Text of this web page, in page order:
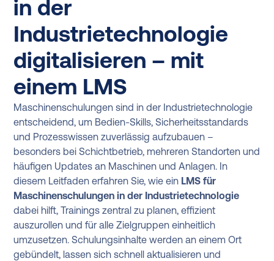
in der
Industrietechnologie
digitalisieren – mit
einem LMS
Maschinenschulungen sind in der Industrietechnologie
entscheidend, um Bedien-Skills, Sicherheitsstandards
und Prozesswissen zuverlässig aufzubauen –
besonders bei Schichtbetrieb, mehreren Standorten und
häufigen Updates an Maschinen und Anlagen. In
diesem Leitfaden erfahren Sie, wie ein LMS für
Maschinenschulungen in der Industrietechnologie
dabei hilft, Trainings zentral zu planen, effizient
auszurollen und für alle Zielgruppen einheitlich
umzusetzen. Schulungsinhalte werden an einem Ort
gebündelt, lassen sich schnell aktualisieren und